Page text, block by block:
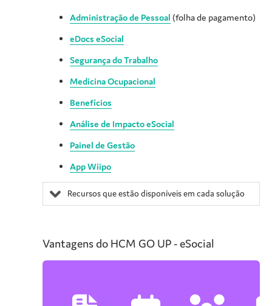
Administração de Pessoal (folha de pagamento)
eDocs eSocial
Segurança do Trabalho
Medicina Ocupacional
Benefícios
Análise de Impacto eSocial
Painel de Gestão
App Wiipo
Recursos que estão disponíveis em cada solução
Vantagens do HCM GO UP - eSocial